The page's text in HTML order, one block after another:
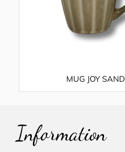
MUG JOY SAND
Information